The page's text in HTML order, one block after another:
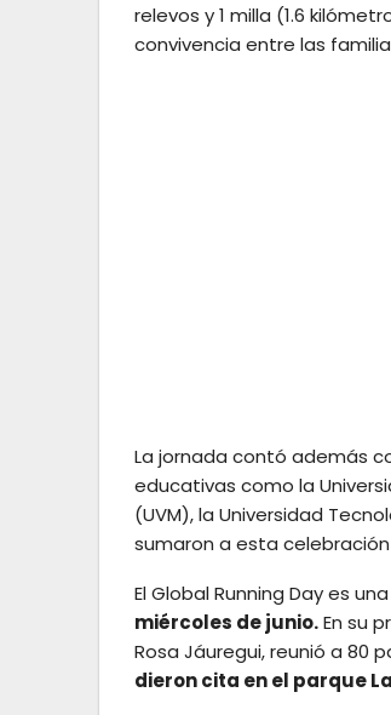
relevos y 1 milla (1.6
convivencia entre las
La jornada contó además
educativas como la
(UVM), la Universidad
sumaron a esta
El Global Running Day es una
miércoles de junio.En su
Rosa Jáuregui, reunió a 80
dieron cita en el parque